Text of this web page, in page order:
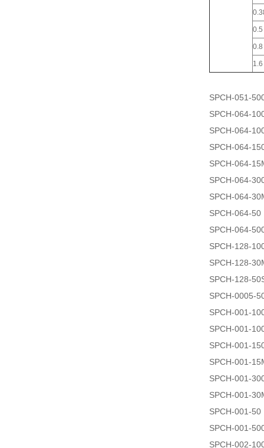
SPCH-051-
SPCH-064-
SPCH-064-
SPCH-064-
SPCH-064-
SPCH-064-
SPCH-064-
SPCH-064-50
SPCH-064-
SPCH-128-
SPCH-128-
SPCH-128-
SPCH-0005-
SPCH-001-
SPCH-001-
SPCH-001-
SPCH-001-
SPCH-001-
SPCH-001-
SPCH-001-50
SPCH-001-
SPCH-002-